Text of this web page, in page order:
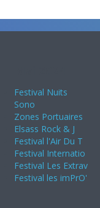
Festival Nuits
Sono
Zones Portuaires
Elsass Rock & J
Festival l'Air Du T
Festival Internatio
Festival Les Extrav
Festival les imPrO'